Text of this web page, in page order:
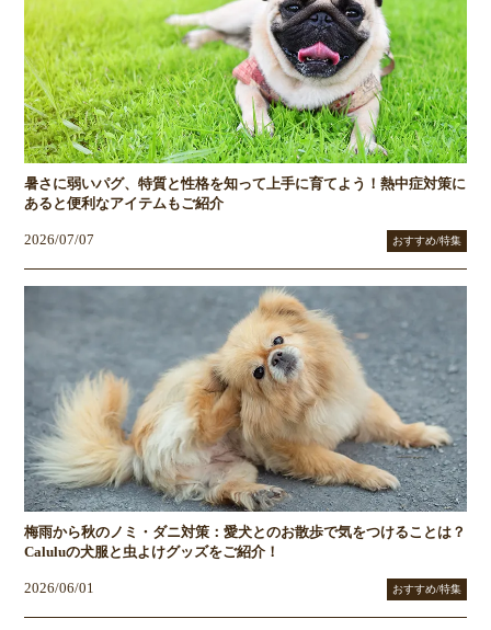
暑さに弱いパグ、特質と性格を知って上手に育てよう！熱中症対策に
あると便利なアイテムもご紹介
2026/07/07 おすすめ/特集
梅雨から秋のノミ・ダニ対策：愛犬とのお散歩で気をつけることは？
Caluluの犬服と虫よけグッズをご紹介！
2026/06/01 おすすめ/特集